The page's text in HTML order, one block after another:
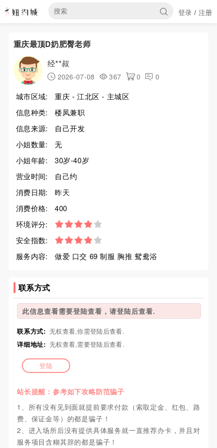
登录 / 注册
重庆最顶D奶肥臀老师
经**叔
2026-07-08 367 0 0
城市区域:
重庆 - 江北区 - 主城区
信息种类:
楼凤兼职
信息来源:
自己开发
小姐数量:
无
小姐年龄:
30岁-40岁
营业时间:
自己约
消费日期:
昨天
消费价格:
400
环境评分:
安全指数:
服务内容:
做爱 口交 69 制服 胸推 鸳鸯浴
联系方式
此信息查看需要登陆查看，请登陆后查看.
联系方式: 无权查看,你需登陆后查看.
详细地址: 无权查看,需要登陆后查看.
登陆
站长提醒：参考如下攻略防范骗子
1、所有没有见到面就提前要求付款（索取定金、红包、路
费、保证金等）的都是骗子！
2、进入场所后没有提供具体服务就一直推荐办卡，并且对
服务项目含糊其辞的都是骗子！